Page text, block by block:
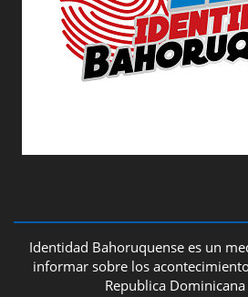
Identidad Bahoruquense es un
informar sobre los
Republica